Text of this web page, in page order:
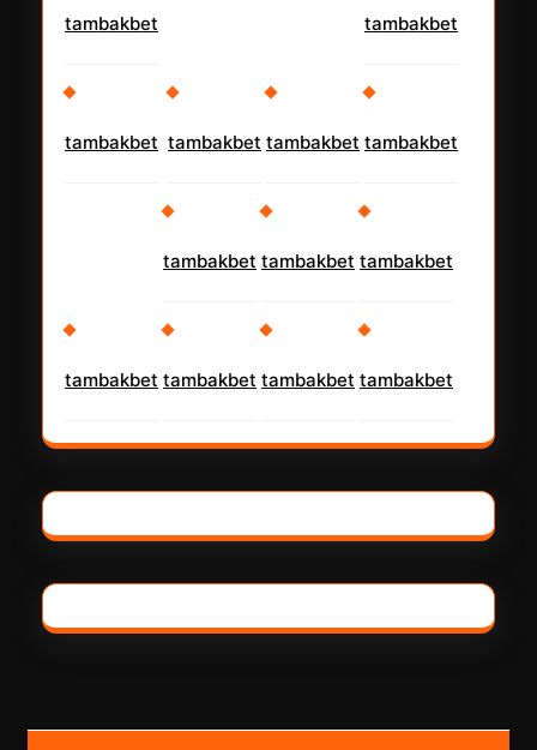
tambakbet
tambakbet tambakbet tambakbet
tambakbet
tambakbet
tambakbet
tambakbet
tambakbet
tambakbet
tambakbet
tambakbet
tambakbet